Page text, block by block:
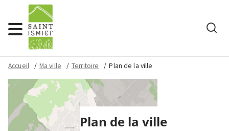
Menu
Accueil Ma ville Territoire Plan de la ville
Plan de la ville